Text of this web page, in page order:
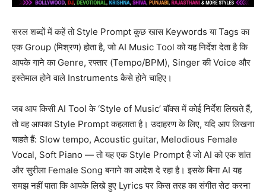
सरल शब्दों में कहें तो Style Prompt कुछ खास Keywords या Tags का
एक Group (मिश्रण) होता है, जो AI Music Tool को यह निर्देश देता है कि
आपके गाने का Genre, रफ्तार (Tempo/BPM), Singer की Voice और
इस्तेमाल होने वाले Instruments कैसे होने चाहिए।
जब आप किसी AI Tool के ‘Style of Music’ बॉक्स में कोई निर्देश लिखते हैं,
तो वह आपका Style Prompt कहलाता है। उदाहरण के लिए, यदि आप लिखना
चाहते हैं: Slow tempo, Acoustic guitar, Melodious Female
Vocal, Soft Piano — तो यह एक Style Prompt है जो AI को एक शांत
और सुरीला Female Song बनाने का आदेश दे रहा है। इसके बिना AI यह
समझ नहीं पाता कि आपके लिखे हुए Lyrics पर किस तरह का संगीत सेट करना